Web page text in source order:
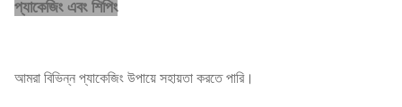
বন্দর: সাংহাই
একক দাম: হালনাগাদ
প্যাকেজিং এবং শিপিং
আমরা বিভিন্ন প্যাকেজিং উপায়ে সহায়তা করতে পারি।